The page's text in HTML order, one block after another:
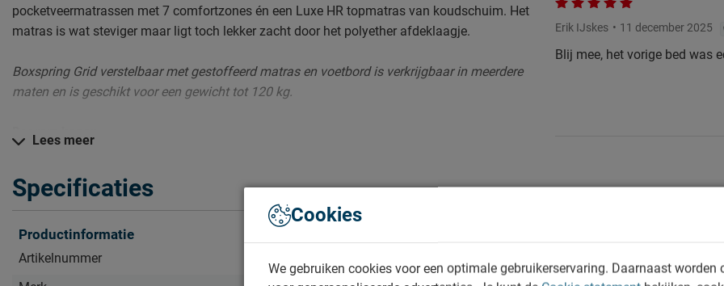
Erik IJskes 11 december 2025
Blij mee, het vorige bed was
pocketveermatrassen met 7 comfortzones én een Luxe HR topmatras van koudschuim. Het
matras is wat steviger maar ligt toch lekker zacht door het polyether afdeklaagje.
Boxspring Grid verstelbaar met gestoffeerd matras en voetbord is verkrijgbaar in meerdere
maten en is geschikt voor een gewicht tot 120 kg.
Daarom kopen
Zo blijft Boxspring Grid lang mooi (en schoon)
Kijk bij het kopje ‘Goed om te weten’ om alle tips & tricks te zien.
Zelf samenstellen? Dat kan gewoon in de winkel!
Lees meer
Specificaties
Productinformatie
Artikelnummer
Cookies
We gebruiken cookies voor een optimale gebruikerservaring. Daarnaast worden